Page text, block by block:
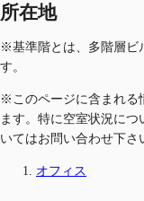
所在地
※基準階とは、多階層ビ
す。
※このページに含まれる
ます。特に空室状況に
いてはお問い合わせ下さ
オフィス